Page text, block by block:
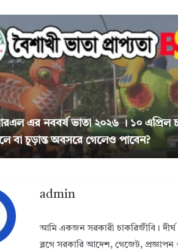
এর নববর্ষ ভাতা ২০২৬ । ১০ এপ্রিল
বা চূড়ান্ত অবসরে গেলেও পাবেন?
admin
আমি একজন সরকারী চাকরিজীবি।
ব্লগে সরকারি আদেশ, গেজেট, প্রজ্ঞাপন